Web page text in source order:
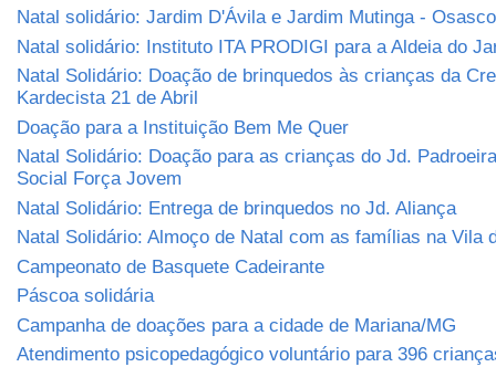
Natal solidário: Jardim D'Ávila e Jardim Mutinga - Osasco
Natal solidário: Instituto ITA PRODIGI para a Aldeia do
Natal Solidário: Doação de brinquedos às crianças da
Kardecista 21 de Abril
Doação para a Instituição Bem Me Quer
Natal Solidário: Doação para as crianças do Jd.
Social Força Jovem
Natal Solidário: Entrega de brinquedos no Jd. Aliança
Natal Solidário: Almoço de Natal com as famílias na Vila
Campeonato de Basquete Cadeirante
Páscoa solidária
Campanha de doações para a cidade de Mariana/MG
Atendimento psicopedagógico voluntário para 396